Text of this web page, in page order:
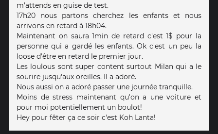
m'attends en guise de test.
17h20 nous partons cherchez les enfants et nous
arrivons en retard à 18h04.
Maintenant on saura 1min de retard c'est 1$ pour la
personne qui a gardé les enfants. Ok c'est un peu la
loose d'être en retard le premier jour.
Les loulous sont super content surtout Milan qui a le
sourire jusqu'aux oreilles. Il a adoré.
Nous aussi on a adoré passer une journée tranquille.
Moins de stress maintenant qu'on a une voiture et
pour moi potentiellement un boulot!
Hey pour fêter ça ce soir c'est Koh Lanta!